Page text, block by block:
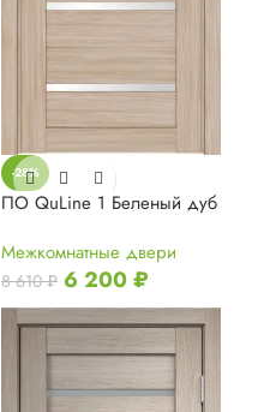
-28%
ПО QuLine 1 Беленый дуб
Межкомнатные двери
8 610₽ 6 200₽